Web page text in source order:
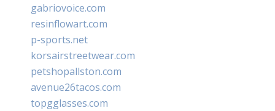
gabriovoice.com
resinflowart.com
p-sports.net
korsairstreetwear.com
petshopallston.com
avenue26tacos.com
topgglasses.com